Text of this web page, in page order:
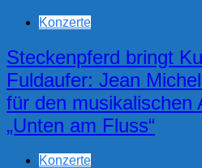
Konzerte
Steckenpferd bringt
Fuldaufer: Jean
für den musikalischen
„Unten am Fluss“
Konzerte